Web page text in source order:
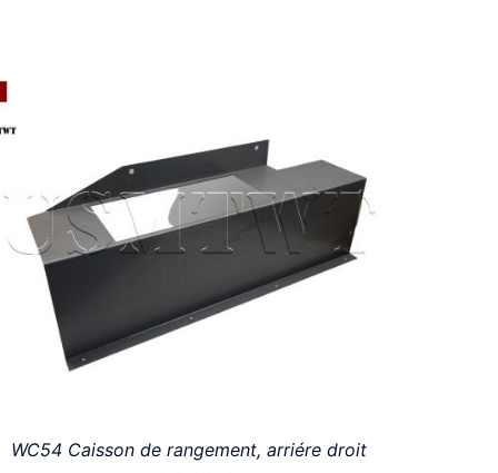
WC54 Caisson de rangement, arriére droit